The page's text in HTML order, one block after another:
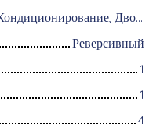
Доступ для инвалидов, Кондиционирование, Дворник, Цифровой код, Оборудование для домашней автоматизации, Оптоволоконный интернет, Хранитель, Интерком, Моторизованные ворота, Бронированная дверь, Система охранной сигнализации, Видеофон
Реверсивный
1
1
4